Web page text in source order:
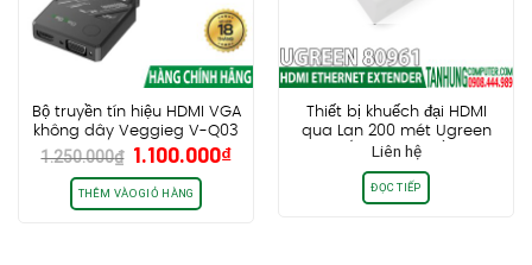
Bộ truyền tín hiệu HDMI VGA
không dây Veggieg V-Q03
1.250.000₫ Giá
gốc
là:
1.250.000₫.
1.100.000₫Giá
THÊM VÀO GIỎ HÀNG
Thiết bị khuếch đại HDMI
qua Lan 200 mét Ugreen
80961 (Transmitter) chính
hãng cao cấp
Liên hệ
ĐỌC TIẾP